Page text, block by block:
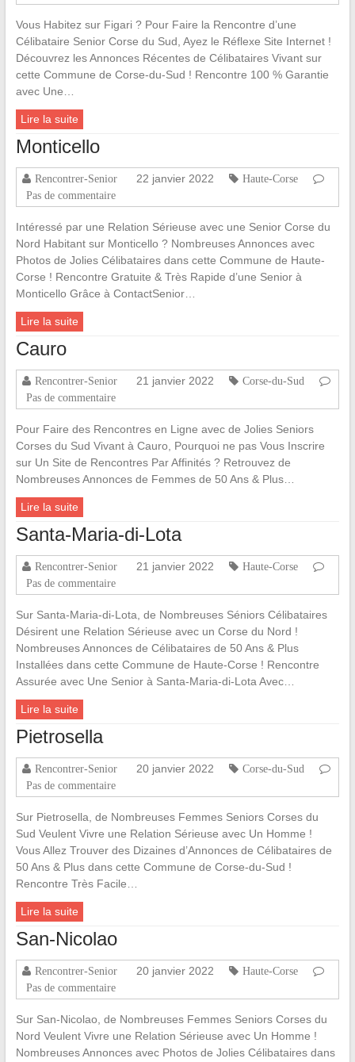
Vous Habitez sur Figari ? Pour Faire la Rencontre d’une
Célibataire Senior Corse du Sud, Ayez le Réflexe Site Internet !
Découvrez les Annonces Récentes de Célibataires Vivant sur
cette Commune de Corse-du-Sud ! Rencontre 100 % Garantie
avec Une…
Lire la suite
Monticello
Rencontrer-Senior 22 janvier 2022
Haute-Corse
Pas de commentaire
Intéressé par une Relation Sérieuse avec une Senior Corse du
Nord Habitant sur Monticello ? Nombreuses Annonces avec
Photos de Jolies Célibataires dans cette Commune de Haute-
Corse ! Rencontre Gratuite & Très Rapide d’une Senior à
Monticello Grâce à ContactSenior…
Lire la suite
Cauro
Rencontrer-Senior 21 janvier 2022
Corse-du-Sud
Pas de commentaire
Pour Faire des Rencontres en Ligne avec de Jolies Seniors
Corses du Sud Vivant à Cauro, Pourquoi ne pas Vous Inscrire
sur Un Site de Rencontres Par Affinités ? Retrouvez de
Nombreuses Annonces de Femmes de 50 Ans & Plus…
Lire la suite
Santa-Maria-di-Lota
Rencontrer-Senior 21 janvier 2022
Haute-Corse
Pas de commentaire
Sur Santa-Maria-di-Lota, de Nombreuses Séniors Célibataires
Désirent une Relation Sérieuse avec un Corse du Nord !
Nombreuses Annonces de Célibataires de 50 Ans & Plus
Installées dans cette Commune de Haute-Corse ! Rencontre
Assurée avec Une Senior à Santa-Maria-di-Lota Avec…
Lire la suite
Pietrosella
Rencontrer-Senior 20 janvier 2022
Corse-du-Sud
Pas de commentaire
Sur Pietrosella, de Nombreuses Femmes Seniors Corses du
Sud Veulent Vivre une Relation Sérieuse avec Un Homme !
Vous Allez Trouver des Dizaines d’Annonces de Célibataires de
50 Ans & Plus dans cette Commune de Corse-du-Sud !
Rencontre Très Facile…
Lire la suite
San-Nicolao
Rencontrer-Senior 20 janvier 2022
Haute-Corse
Pas de commentaire
Sur San-Nicolao, de Nombreuses Femmes Seniors Corses du
Nord Veulent Vivre une Relation Sérieuse avec Un Homme !
Nombreuses Annonces avec Photos de Jolies Célibataires dans